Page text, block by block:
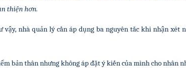
thiện hơn.
vậy, nhà quản lý cần áp dụng ba nguyên tắc khi nhận xét
bản thân nhưng không áp đặt ý kiến của mình cho nhân